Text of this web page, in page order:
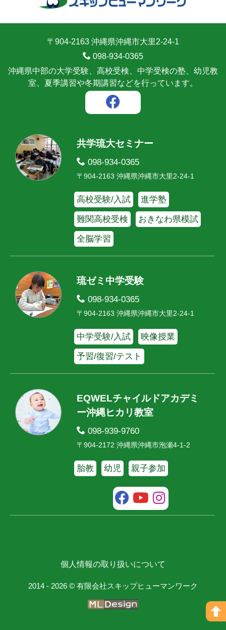
〒904-2163 沖縄県沖縄市大里2-24-1
098-934-0365
沖縄県中部の大学受験、高校受検、中学受検の塾、幼児教
室、夏季講習や冬期講習などを行っています。
共学琉大セミナー
098-934-0365
〒904-2163 沖縄県沖縄市大里2-24-1
高校受験/入試 進学塾
難関高校受検 おきなわ県模試
全脳学習
琉ゼミ中学受験
098-934-0365
〒904-2163 沖縄県沖縄市大里2-24-1
中学受験/入試 映像授業
予習/復習/テスト
EQWELチャイルドアカデミ
ー沖縄ヒカリ教室
098-939-9760
〒904-2172 沖縄県沖縄市泡瀬4-1-2
胎教 幼児 親子参加
個人情報の取り扱いについて
2014 - 2026 © 有限会社スキップヒューマンワーク